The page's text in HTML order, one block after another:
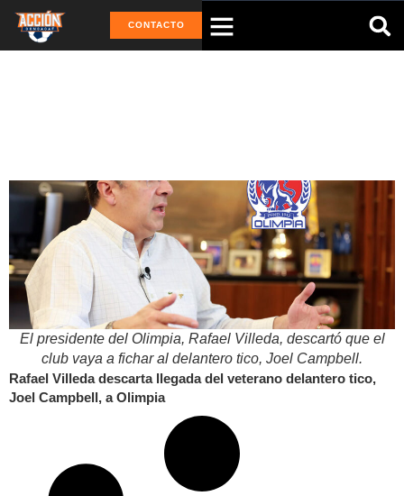
CONTACTO
El presidente del Olimpia, Rafael Villeda, descartó que el
club vaya a fichar al delantero tico, Joel Campbell.
Rafael Villeda descarta llegada del veterano delantero tico,
Joel Campbell, a Olimpia